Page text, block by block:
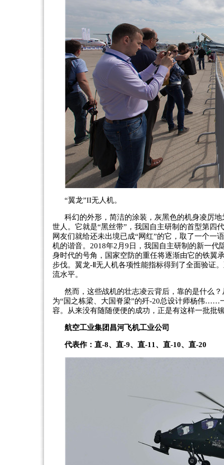
“翼龙”II无人机。
科幻的外形，简洁的涂装，灰黑色的机身凌厉
世人。它就是“黑丝带”，我国自主研制的首型第四
网友们就给还未出境已成“网红”的它，取了一个
机的谐音。2018年2月9日，我国自主研制的新一
身时代的号角，国家空防的重任将逐渐由它的铁翼
步伐。翼龙-Ⅱ无人机各项性能指标得到了全面验证
流水平。
然而，这些战机的壮志凌云背后，靠的是什么
为“国之栋梁、大国脊梁”的歼-20总设计师杨伟……
容。从来没有随随便便的成功，正是有这样一批批
航空工业集团昌河飞机工业公司
代表作：直-8、直-9、直-11、直-10、直-20